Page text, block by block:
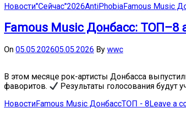
Новости"Сейчас"2026AntiPhobiaFamous Music
Famous Music Донбасс: ТОП–8
On 05.05.202605.05.2026 By wwc
В этом месяце рок-артисты Донбасса
фаворитов.
Результаты голосования будут
НовостиFamous Music ДонбассТОП - 8 Leave a